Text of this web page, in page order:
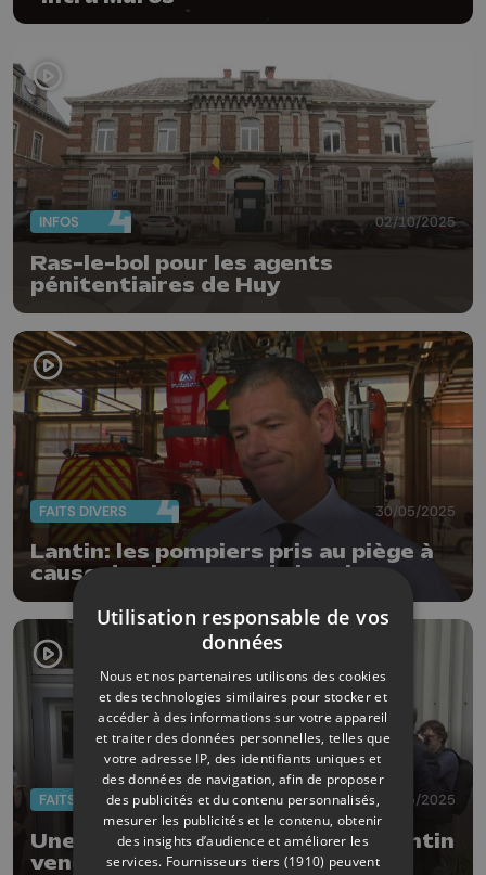
INFOS 02/10/2025
Ras-le-bol pour les agents
pénitentiaires de Huy
FAITS DIVERS 30/05/2025
Lantin: les pompiers pris au piège à
cause des barreaux de la prison
FAITS DIVERS 30/05/2025
Une délégation ministérielle à Lantin
vendredi matin
Utilisation responsable de vos
données
Nous et nos partenaires utilisons des cookies
et des technologies similaires pour stocker et
accéder à des informations sur votre appareil
et traiter des données personnelles, telles que
votre adresse IP, des identifiants uniques et
des données de navigation, afin de proposer
des publicités et du contenu personnalisés,
mesurer les publicités et le contenu, obtenir
des insights d’audience et améliorer les
services. Fournisseurs tiers (1910) peuvent